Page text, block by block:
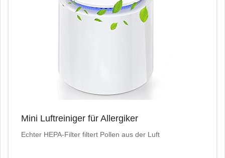
Mini Luftreiniger für Allergiker
Echter HEPA-Filter filtert Pollen aus der Luft